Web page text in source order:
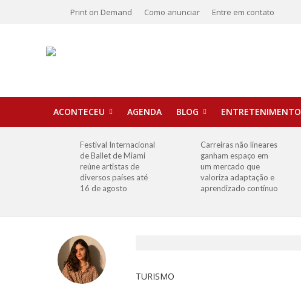
Print on Demand Como anunciar Entre em contato
ACONTECEU AGENDA BLOG ENTRETENIMENTO
Festival Internacional
de Ballet de Miami
reúne artistas de
diversos países até
16 de agosto
Carreiras não lineares
ganham espaço em
um mercado que
valoriza adaptação e
aprendizado contínuo
TURISMO